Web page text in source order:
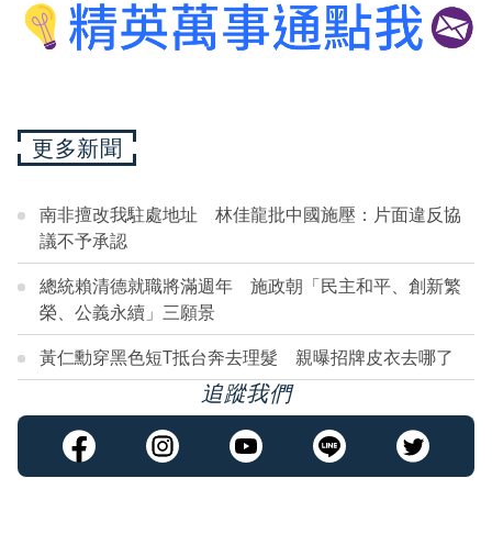
更多新聞
南非擅改我駐處地址 林佳龍批中國施壓：片面違反協
議不予承認
總統賴清德就職將滿週年 施政朝「民主和平、創新繁
榮、公義永續」三願景
黃仁勳穿黑色短T抵台奔去理髮 親曝招牌皮衣去哪了
追蹤我們